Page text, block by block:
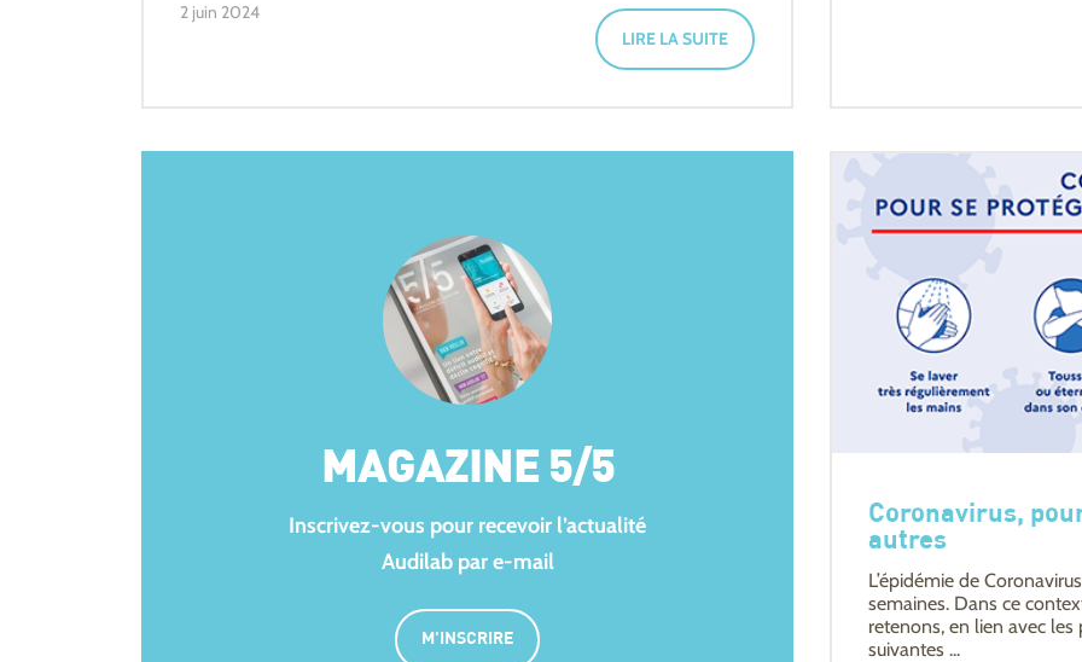
2 juin 2024
LIRE LA SUITE
MAGAZINE 5/5
Inscrivez-vous pour recevoir l’actualité
Audilab par e-mail
M'INSCRIRE
Coronavirus,
autres
L’épidémie de
semaines. Dans ce
retenons, en lien avec les
suivantes ...